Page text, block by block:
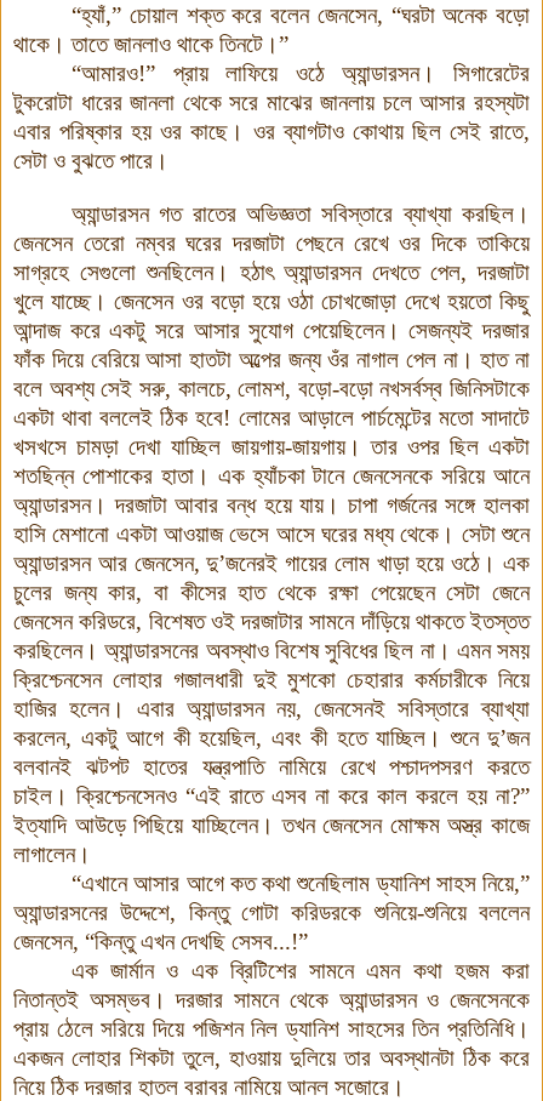
“হ্যাঁ,” চোয়াল শক্ত করে বলেন জেনসেন, “ঘরটা অনেক বড়ো
থাকে। তাতে জানলাও থাকে তিনটে।”
“আমারও!” প্রায় লাফিয়ে ওঠে অ্যান্ডারসন।সিগারেটের
টুকরোটা ধারের জানলা থেকে সরে মাঝের জানলায় চলে আসার রহস্যটা
এবার পরিষ্কার হয় ওর কাছে। ওর ব্যাগটাও কোথায়ছিল সেই রাতে,
সেটা ও বুঝতে পারে।
অ্যান্ডারসন গত রাতের অভিজ্ঞতা সবিস্তারে ব্যাখ্যা করছিল।
জেনসেন তেরো নম্বর ঘরের দরজাটা পেছনে রেখে ওর দিকে তাকিয়ে
সাগ্রহে সেগুলো শুনছিলেন। হঠাৎ অ্যান্ডারসন দেখতে পেল, দরজাটা
খুলে যাচ্ছে। জেনসেন ওর বড়ো হয়ে ওঠা চোখজোড়া দেখে হয়তো কিছু
আন্দাজ করে একটু সরে আসার সুযোগ পেয়েছিলেন। সেজন্যই দরজার
ফাঁক দিয়ে বেরিয়ে আসা হাতটা অল্পের জন্য ওঁর নাগাল পেল না। হাত না
বলে অবশ্য সেই সরু, কালচে, লোমশ, বড়ো-বড়ো নখসর্বস্ব জিনিসটাকে
একটা থাবা বললেই ঠিক হবে! লোমের আড়ালে পার্চমেন্টের মতো সাদাটে
খসখসে চামড়া দেখা যাচ্ছিল জায়গায়-জায়গায়। তার ওপর ছিল একটা
শতছিন্ন পোশাকের হাতা। এক হ্যাঁচকা টানে জেনসেনকে সরিয়ে আনে
অ্যান্ডারসন। দরজাটা আবার বন্ধ হয়ে যায়। চাপা গর্জনের সঙ্গে হালকা
হাসি মেশানো একটা আওয়াজ ভেসে আসে ঘরের মধ্য থেকে। সেটা শুনে
অ্যান্ডারসন আর জেনসেন, দু’জনেরই গায়ের লোম খাড়া হয়ে ওঠে। এক
চুলের জন্য কার, বা কীসের হাত থেকে রক্ষা পেয়েছেন সেটা জেনে
জেনসেন করিডরে, বিশেষত ওই দরজাটার সামনে দাঁড়িয়ে থাকতে ইতস্তত
করছিলেন। অ্যান্ডারসনের অবস্থাও বিশেষ সুবিধের ছিল না। এমন সময়
ক্রিশ্চেনসেন লোহার গজালধারী দুই মুশকো চেহারার কর্মচারীকে নিয়ে
হাজির হলেন।
এবার অ্যান্ডারসন নয়, জেনসেনই সবিস্তারে ব্যাখ্যা
করলেন, একটু আগে কী হয়েছিল, এবং কী হতে যাচ্ছিল। শুনে দু’জন
বলবানই ঝটপট হাতের যন্ত্রপাতি নামিয়ে রেখে পশ্চাদপসরণ করতে
চাইল। ক্রিশ্চেনসেনও “এই রাতে এসব না করে কাল করলে হয় না?”
ইত্যাদি আউড়ে পিছিয়ে যাচ্ছিলেন।তখন জেনসেন মোক্ষম অস্ত্র কাজে
লাগালেন।
“এখানে আসার আগে কত কথা শুনেছিলাম ড্যানিশ সাহস নিয়ে,”
অ্যান্ডারসনের উদ্দেশে, কিন্তু গোটা করিডরকে শুনিয়ে-শুনিয়ে বললেন
জেনসেন, “কিন্তু এখন দেখছি সেসব...!”
এক জার্মান ও এক ব্রিটিশের সামনে এমন কথা হজম করা
নিতান্তই অসম্ভব। দরজার সামনে থেকে অ্যান্ডারসন ও জেনসেনকে
প্রায় ঠেলে সরিয়ে দিয়ে পজিশন নিল ড্যানিশ সাহসের তিন প্রতিনিধি।
একজন লোহার শিকটা তুলে, হাওয়ায় দুলিয়ে তার অবস্থানটা ঠিক করে
নিয়ে ঠিক দরজার হাতল বরাবর নামিয়ে আনল সজোরে।